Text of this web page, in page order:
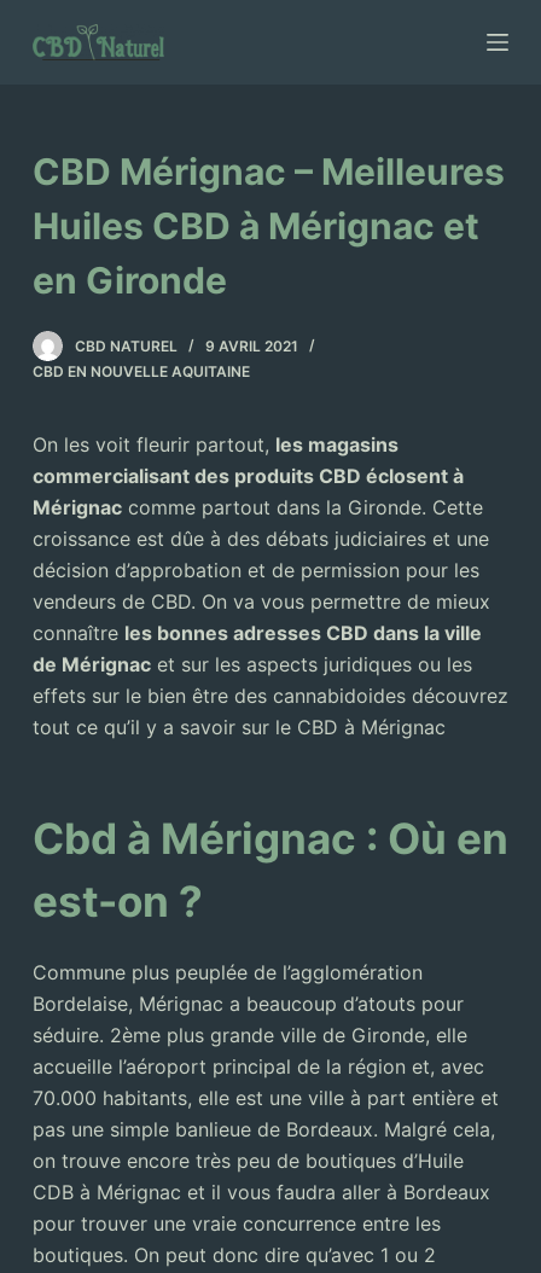
a
c
n
n
u
CBD Mérignac – Meilleures
Huiles CBD à Mérignac et
en Gironde
CBD NATUREL
9 AVRIL 2021
CBD EN NOUVELLE AQUITAINE
On les voit fleurir partout, les magasins
commercialisant des produits CBD éclosent à
Mérignaccomme partout dans la Gironde. Cette
croissance est dûe à des débats judiciaires et une
décision d’approbation et de permission pour les
vendeurs de CBD. On va vous permettre de mieux
connaître les bonnes adresses CBD dans la ville
de Mérignacet sur les aspects juridiques ou les
effets sur le bien être des cannabidoides découvrez
tout ce qu’il y a savoir sur le CBD à Mérignac
Cbd à Mérignac : Où en
est-on ?
Commune plus peuplée de l’agglomération
Bordelaise, Mérignac a beaucoup d’atouts pour
séduire. 2ème plus grande ville de Gironde, elle
accueille l’aéroport principal de la région et, avec
70.000 habitants, elle est une ville à part entière et
pas une simple banlieue de Bordeaux. Malgré cela,
on trouve encore très peu de boutiques d’Huile
CDB à Mérignac et il vous faudra aller à Bordeaux
pour trouver une vraie concurrence entre les
boutiques. On peut donc dire qu’avec 1 ou 2